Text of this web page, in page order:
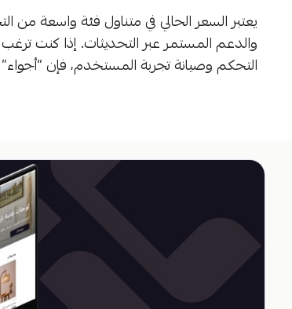
يعتبر السعر الحالي في متناول فئة واسعة من
والدعم المستمر عبر التحديثات. إذا كنت
التحكم وصيانة تجربة المستخدم، فإن